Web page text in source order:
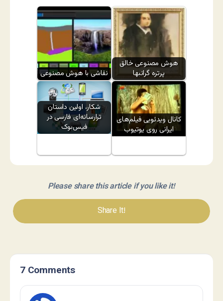
نقاشی با هوش مصنوعی
هوش مصنوعی خالق
پرتره گرانبها
شکار، اولین داستان
ترارسانه‌ای فارسی در
فیس‌بوک
کانال ویدئویی فیلم‌های
ایرانی روی یوتیوب
Please share this article if you like it!
Share It!
7 Comments